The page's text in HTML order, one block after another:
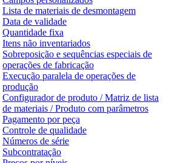
Lista de materiais de desmontagem
Data de validade
Quantidade fixa
Itens não inventariados
Sobreposição e sequências especiais de
operações de fabricação
Execução paralela de operações de
produção
Configurador de produto / Matriz de lista
de materiais / Produto com parâmetros
Pagamento por peça
Controle de qualidade
Números de série
Subcontratação